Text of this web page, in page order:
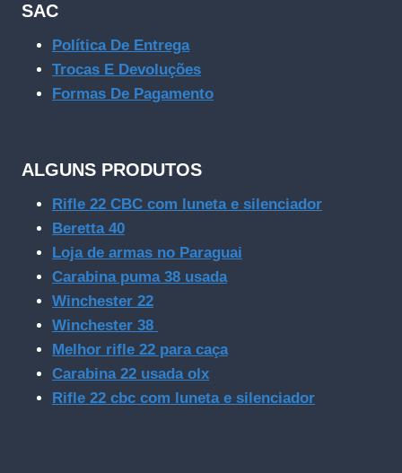
SAC
Política De Entrega
Trocas E Devoluções
Formas De Pagamento
ALGUNS PRODUTOS
Rifle 22 CBC com luneta e silenciador
Beretta 40
Loja de armas no Paraguai
Carabina puma 38 usada
Winchester 22
Winchester 38
Melhor rifle 22 para caça
Carabina 22 usada olx
Rifle 22 cbc com luneta e silenciador